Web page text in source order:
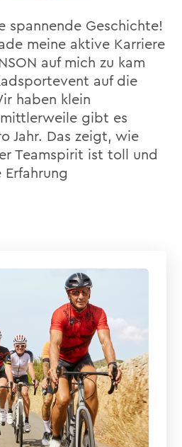
spannende Geschichte!
meine aktive Karriere
auf mich zu kam
auf die
haben klein
gibt es
Jahr. Das zeigt, wie
Teamspirit ist toll und